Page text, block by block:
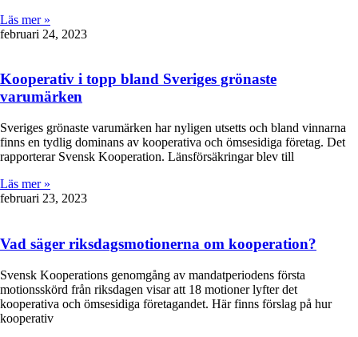
Läs mer »
februari 24, 2023
Kooperativ i topp bland Sveriges grönaste
varumärken
Sveriges grönaste varumärken har nyligen utsetts och bland vinnarna
finns en tydlig dominans av kooperativa och ömsesidiga företag. Det
rapporterar Svensk Kooperation. Länsförsäkringar blev till
Läs mer »
februari 23, 2023
Vad säger riksdagsmotionerna om kooperation?
Svensk Kooperations genomgång av mandatperiodens första
motionsskörd från riksdagen visar att 18 motioner lyfter det
kooperativa och ömsesidiga företagandet. Här finns förslag på hur
kooperativ